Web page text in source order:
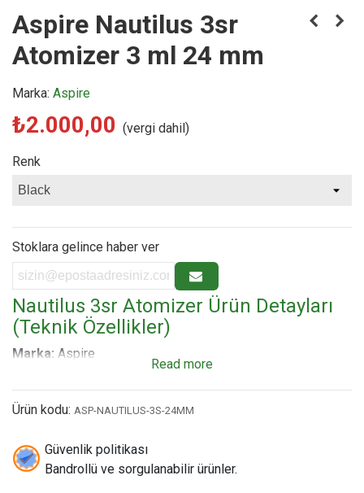
Aspire Nautilus 3sr
Atomizer 3 ml 24 mm
Marka: Aspire
₺2.000,00 (vergi dahil)
Renk
Stoklara gelince haber ver
Nautilus 3sr Atomizer Ürün Detayları
(Teknik Özellikler)
Marka: Aspire
Direnç Değeri:Bobinsizdir. Paket içeriğinde 1 adet
Nautilus Mesh 0.3 Ω ve 1 adet Nautilus Mesh 1.0 Ω coil
Likit Kapasitesi:3.0 ml (Şık Petek Dokulu Çelik Korumalı
Tank Gövdesi)
Read more
Ürün kodu: ASP-NAUTILUS-3S-24MM
Güvenlik politikası
Bandrollü ve sorgulanabilir ürünler.